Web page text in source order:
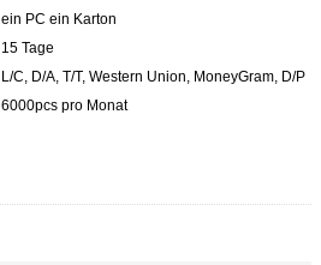
ein PC ein Karton
15 Tage
L/C, D/A, T/T, Western Union, MoneyGram, D/P
6000pcs pro Monat